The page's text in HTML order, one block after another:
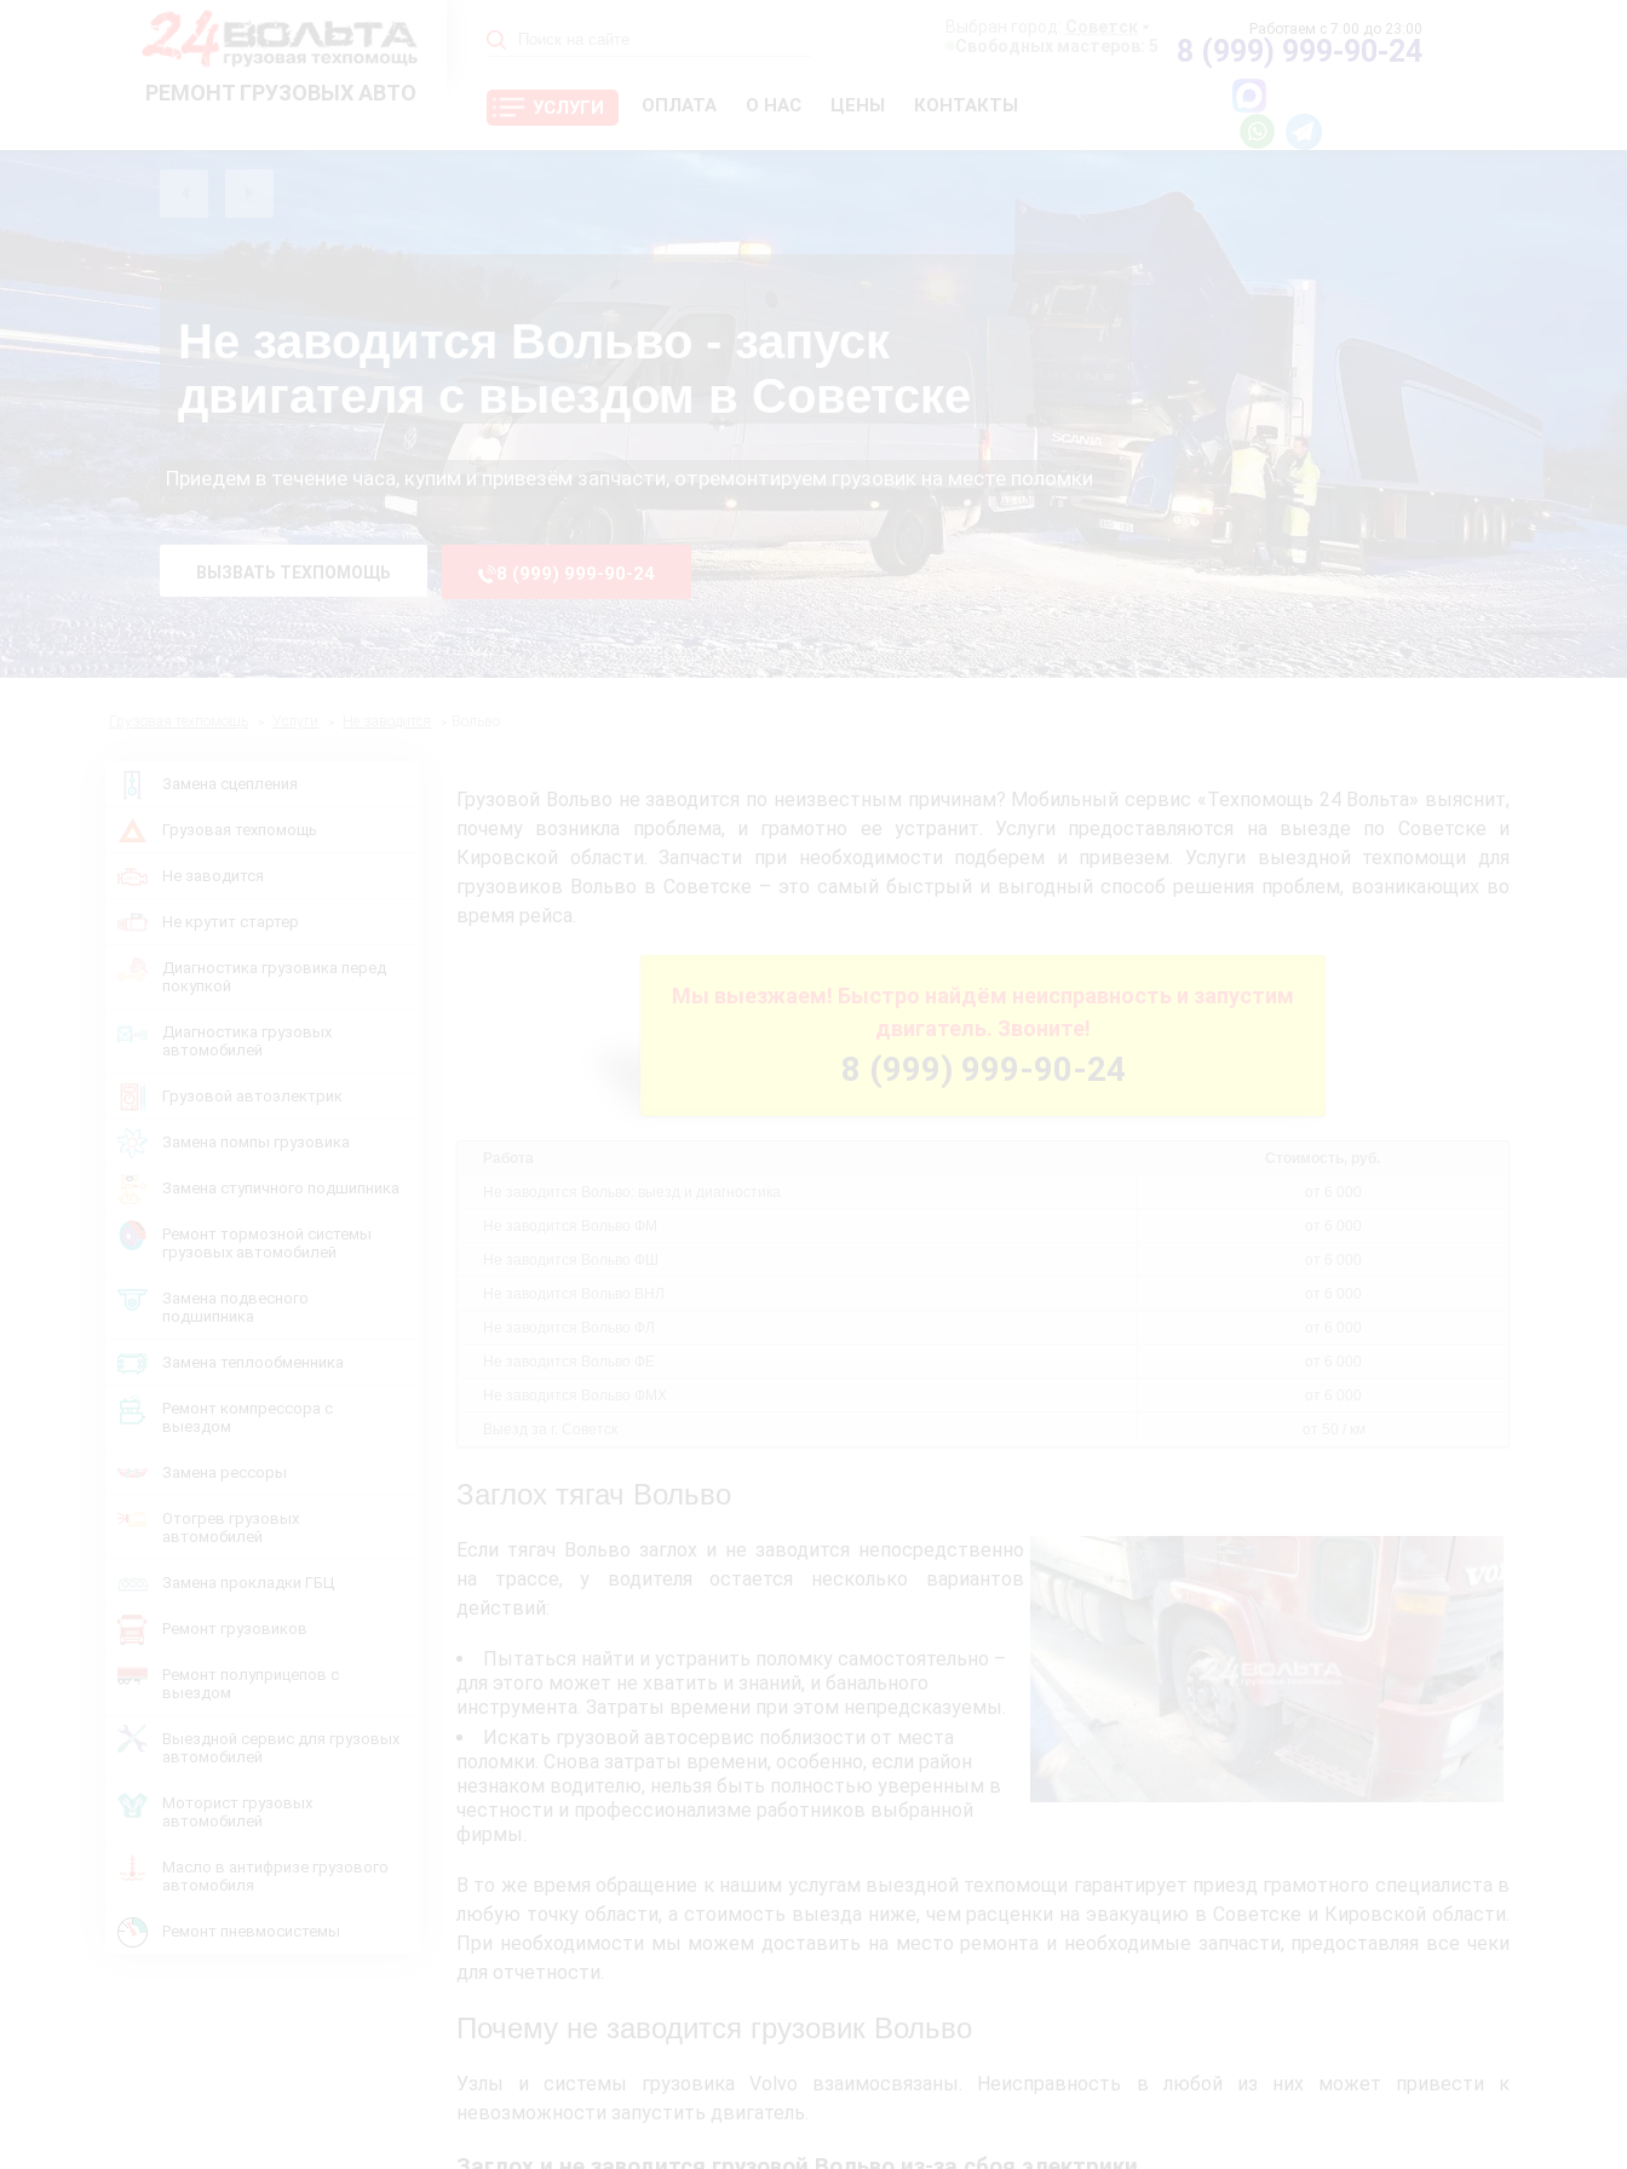
РЕМОНТ ГРУЗОВЫХ АВТО
УСЛУГИ ОПЛАТА О НАС ЦЕНЫ КОНТАКТЫ
8 (999) 999-90-24
Не заводится Вольво - запуск
двигателя с выездом в Советске
Приедем в течение часа, купим и привезём запчасти, отремонтируем грузовик на месте поломки
ВЫЗВАТЬ ТЕХПОМОЩЬ 8 (999) 999-90-24
Замена сцепления
Грузовая техпомощь
Не заводится
Не крутит стартер
Диагностика грузовика перед
покупкой
Диагностика грузовых
автомобилей
Грузовой автоэлектрик
Замена помпы грузовика
Замена ступичного подшипника
Ремонт тормозной системы
грузовых автомобилей
Замена подвесного
подшипника
Замена теплообменника
Ремонт компрессора с
выездом
Замена рессоры
Отогрев грузовых
автомобилей
Замена прокладки ГБЦ
Ремонт грузовиков
Ремонт полуприцепов с
выездом
Выездной сервис для грузовых
автомобилей
Моторист грузовых
автомобилей
Масло в антифризе грузового
автомобиля
Ремонт пневмосистемы
Грузовой Вольво не заводится по неизвестным причинам? Мобильный сервис «Техпомощь 24 Вольта» выяснит,
почему возникла проблема, и грамотно ее устранит. Услуги предоставляются на выезде по Советске и
Кировской области. Запчасти при необходимости подберем и привезем. Услуги выездной техпомощи для
грузовиков Вольво в Советске – это самый быстрый и выгодный способ решения проблем, возникающих во
время рейса.
Мы выезжаем! Быстро найдём неисправность и запустим
двигатель. Звоните!
8 (999) 999-90-24
Заглох тягач Вольво
Если тягач Вольво заглох и не заводится непосредственно
на трассе, у водителя остается несколько вариантов
действий:
Пытаться найти и устранить поломку самостоятельно –
для этого может не хватить и знаний, и банального
инструмента. Затраты времени при этом непредсказуемы.
Искать грузовой автосервис поблизости от места
поломки. Снова затраты времени, особенно, если район
незнаком водителю, нельзя быть полностью уверенным в
честности и профессионализме работников выбранной
фирмы.
В то же время обращение к нашим услугам выездной техпомощи гарантирует приезд грамотного специалиста в
любую точку области, а стоимость выезда ниже, чем расценки на эвакуацию в Советске и Кировской области.
При необходимости мы можем доставить на место ремонта и необходимые запчасти, предоставляя все чеки
для отчетности.
Почему не заводится грузовик Вольво
Узлы и системы грузовика Volvo взаимосвязаны. Неисправность в любой из них может привести к
невозможности запустить двигатель.